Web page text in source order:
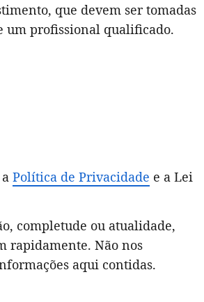
que devem ser tomadas
um profissional qualificado.
Política de Privacidade e a Lei
completude ou atualidade,
rapidamente. Não nos
aqui contidas.